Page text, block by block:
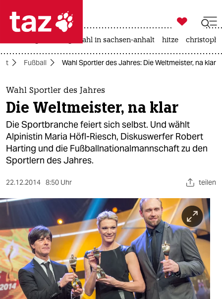
 taz zahl ich
taz zahl ich
themen
politik
öko
gesellschaft
kultur
sport
berlin
nord
wahrheit
verlag

taz zahl ich
landtagswahl in sachsen-anhalt hitze
Fußball Wahl Sportler des Jahres: Die Weltmeister, na klar
Wahl Sportler des Jahres
Die Weltmeister, na klar
Die Sportbranche feiert sich selbst. Und wählt
Alpinistin Maria Höfl-Riesch, Diskuswerfer Robert
Harting und die Fußballnationalmannschaft zu den
Sportlern des Jahres.
22.12.2014 8:50 Uhr teilen